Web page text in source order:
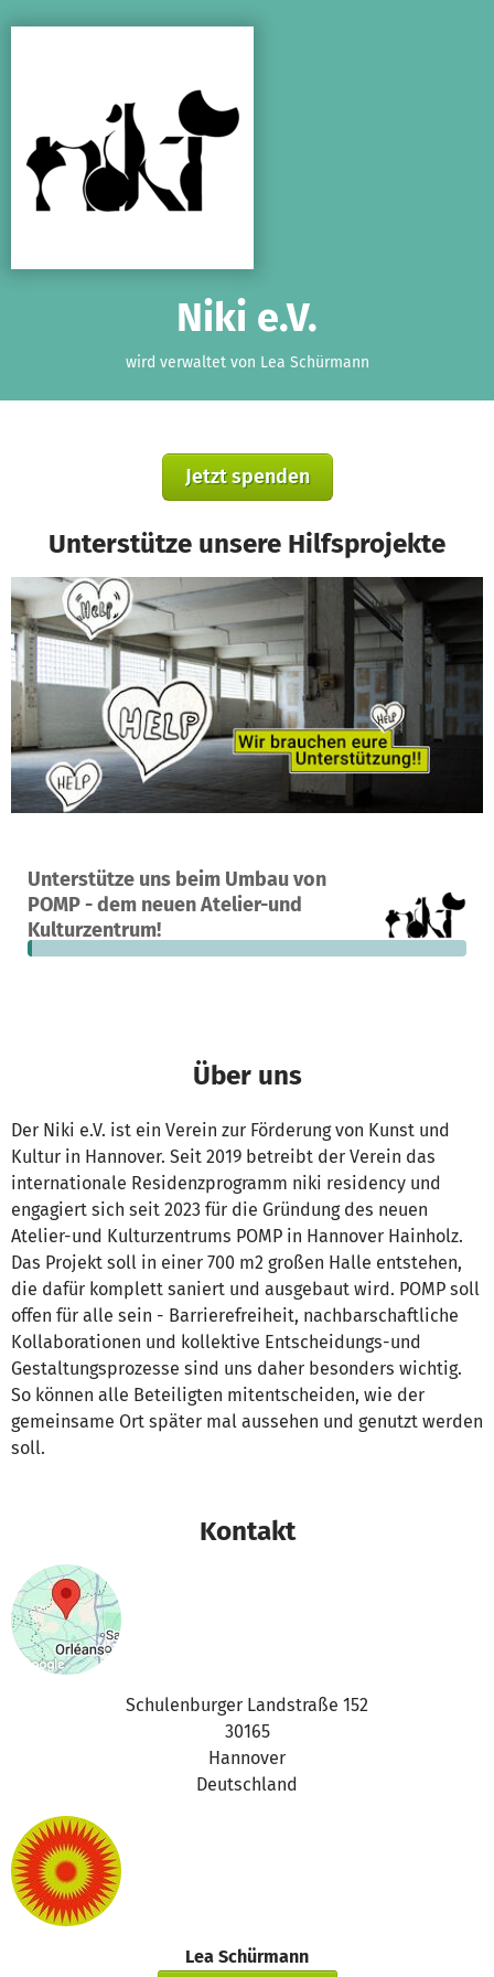
Niki e.V.
wird verwaltet von Lea Schürmann
Jetzt spenden
Unterstütze unsere Hilfsprojekte
Unterstütze uns beim Umbau von
POMP - dem neuen Atelier-und
Kulturzentrum!
Ein Projekt in Hannover, Deutschland
2
Spenden
1 % 45.035 €
fehlen noch
Über uns
Der Niki e.V. ist ein Verein zur Förderung von Kunst und
Kultur in Hannover. Seit 2019 betreibt der Verein das
internationale Residenzprogramm niki residency und
engagiert sich seit 2023 für die Gründung des neuen
Atelier-und Kulturzentrums POMP in Hannover Hainholz.
Das Projekt soll in einer 700 m2 großen Halle entstehen,
die dafür komplett saniert und ausgebaut wird. POMP soll
offen für alle sein - Barrierefreiheit, nachbarschaftliche
Kollaborationen und kollektive Entscheidungs-und
Gestaltungsprozesse sind uns daher besonders wichtig.
So können alle Beteiligten mitentscheiden, wie der
gemeinsame Ort später mal aussehen und genutzt werden
soll.
Kontakt
Schulenburger Landstraße 152
30165
Hannover
Deutschland
Lea Schürmann